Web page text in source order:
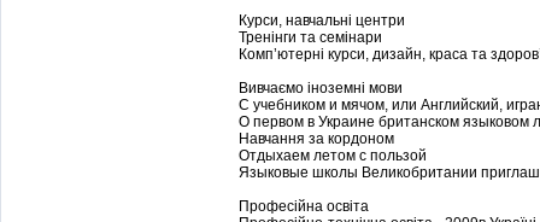
Курси, навчальні центри
Тренінги та семінари
Комп’ютерні курси, дизайн, краса та
Вивчаємо іноземні мови
С учебником и мячом, или Английский,
О первом в Украине британском языковом
Навчання за кордоном
Отдыхаем летом с пользой
Языковые школы Великобритании
Професійна освіта